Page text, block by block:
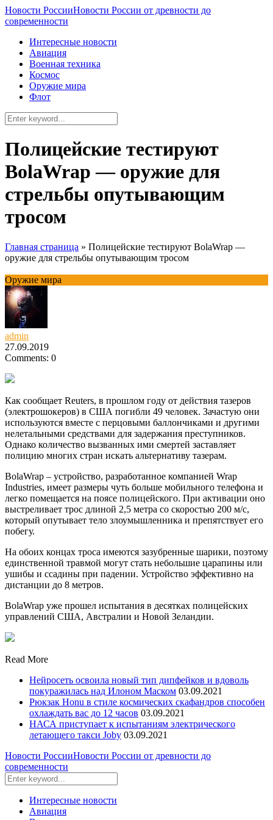
Новости РоссииНовости России от древности до
современности
Интересные новости
Авиация
Военная техника
Космос
Оружие мира
Флот
Полицейские тестируют
BolaWrap — оружие для
стрельбы опутывающим
тросом
Главная страница » Полицейские тестируют BolaWrap —
оружие для стрельбы опутывающим тросом
Оружие мира
admin
27.09.2019
Comments: 0
Как сообщает Reuters, в прошлом году от действия тазеров
(электрошокеров) в США погибли 49 человек. Зачастую они
используются вместе с перцовыми баллончиками и другими
нелетальными средствами для задержания преступников.
Однако количество вызванных ими смертей заставляет
полицию многих стран искать альтернативу тазерам.
BolaWrap – устройство, разработанное компанией Wrap
Industries, имеет размеры чуть больше мобильного телефона и
легко помещается на поясе полицейского. При активации оно
выстреливает трос длиной 2,5 метра со скоростью 200 м/с,
который опутывает тело злоумышленника и препятствует его
побегу.
На обоих концах троса имеются зазубренные шарики, поэтому
единственной травмой могут стать небольшие царапины или
ушибы и ссадины при падении. Устройство эффективно на
дистанции до 8 метров.
BolaWrap уже прошел испытания в десятках полицейских
управлений США, Австралии и Новой Зеландии.
Read More
Нейросеть освоила новый тип дипфейков и вдоволь
покуражилась над Илоном Маском 03.09.2021
Рюкзак Honu в стиле космических скафандров способен
охлаждать вас до 12 часов 03.09.2021
НАСА приступает к испытаниям электрического
летающего такси Joby 03.09.2021
Новости РоссииНовости России от древности до
современности
Интересные новости
Авиация